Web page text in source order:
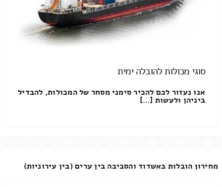
סוגי מכולות להובלה ימית
אנו נעזור לכם להכיר סימני מסחר של המכולות, להבדיל
ביניהן ולעשות […]
מחירון הובלות באשדוד והסביבה בין ערים (בין עירוניות)